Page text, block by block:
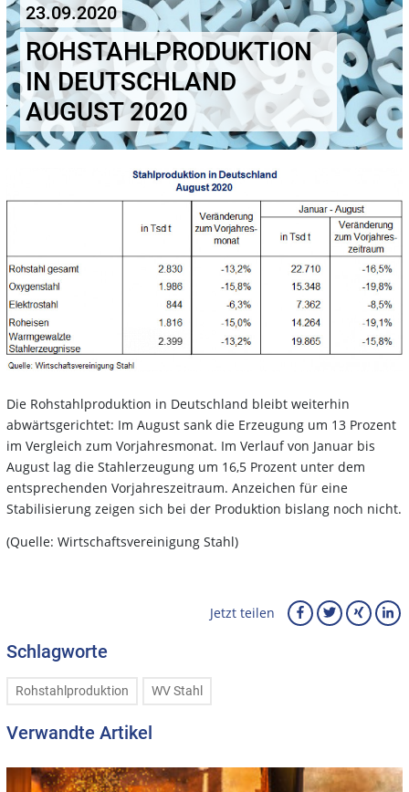
23.09.2020
ROHSTAHLPRODUKTION
IN DEUTSCHLAND
AUGUST 2020
Die Rohstahlproduktion in Deutschland bleibt weiterhin
abwärtsgerichtet: Im August sank die Erzeugung um 13 Prozent
im Vergleich zum Vorjahresmonat. Im Verlauf von Januar bis
August lag die Stahlerzeugung um 16,5 Prozent unter dem
entsprechenden Vorjahreszeitraum. Anzeichen für eine
Stabilisierung zeigen sich bei der Produktion bislang noch nicht.
(Quelle: Wirtschaftsvereinigung Stahl)
Jetzt teilen
Schlagworte
Rohstahlproduktion WV Stahl
Verwandte Artikel